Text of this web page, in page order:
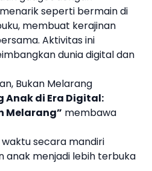
seperti bermain di
membuat kerajinan
Aktivitas ini
dunia digital dan
Bukan Melarang
Anak di Era Digital:
Melarang” membawa
secara mandiri
anak menjadi lebih terbuka